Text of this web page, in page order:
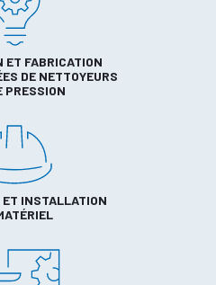
ET FABRICATION
DE NETTOYEURS
PRESSION
ET INSTALLATION